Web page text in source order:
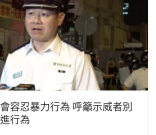
容忍暴力行為 呼籲示威者別
行為